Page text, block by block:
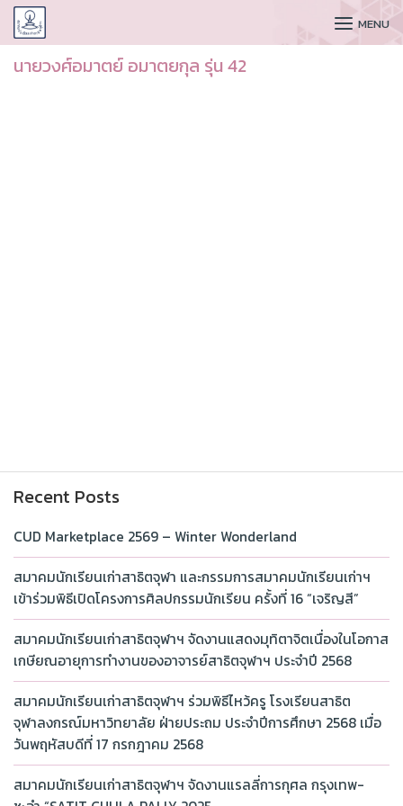
CUDAA MENU
นายวงศ์อมาตย์ อมาตยกุล รุ่น 42
Recent Posts
CUD Marketplace 2569 – Winter Wonderland
สมาคมนักเรียนเก่าสาธิตจุฬา และกรรมการสมาคมนักเรียนเก่าฯ
เข้าร่วมพิธีเปิดโครงการศิลปกรรมนักเรียน ครั้งที่ 16 “เจริญสี”
สมาคมนักเรียนเก่าสาธิตจุฬาฯ จัดงานแสดงมุทิตาจิตเนื่องในโอกาส
เกษียณอายุการทำงานของอาจารย์สาธิตจุฬาฯ ประจำปี 2568
สมาคมนักเรียนเก่าสาธิตจุฬาฯ ร่วมพิธีไหว้ครู โรงเรียนสาธิต
จุฬาลงกรณ์มหาวิทยาลัย ฝ่ายประถม ประจำปีการศึกษา 2568 เมื่อ
วันพฤหัสบดีที่ 17 กรกฎาคม 2568
สมาคมนักเรียนเก่าสาธิตจุฬาฯ จัดงานแรลลี่การกุศล กรุงเทพ-